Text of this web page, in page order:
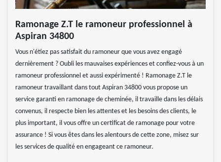
Ramonage Z.T le ramoneur professionnel à
Aspiran 34800
Vous n'étiez pas satisfait du ramoneur que vous avez engagé
dernièrement ? Oubli les mauvaises expériences et confiez-vous à un
ramoneur professionnel et aussi expérimenté ! Ramonage Z.T le
ramoneur travaillant dans tout Aspiran 34800 vous propose un
service garanti en ramonage de cheminée, il travaille dans les délais
convenus, il respecte bien les attentes et les besoins des clients, le
plus important, il vous offre un certificat de ramonage pour votre
assurance ! Si vous êtes dans les alentours de cette zone, misez sur
les services de qualité en engageant ce ramoneur.